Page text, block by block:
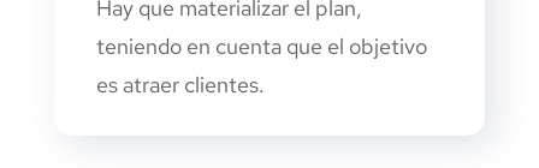
Hay que materializar el plan,
teniendo en cuenta que el objetivo
es atraer clientes.